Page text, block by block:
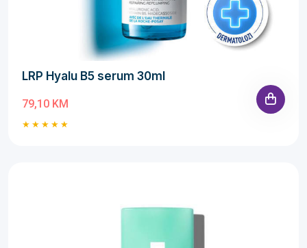
LRP Hyalu B5 serum 30ml
79,10 KM